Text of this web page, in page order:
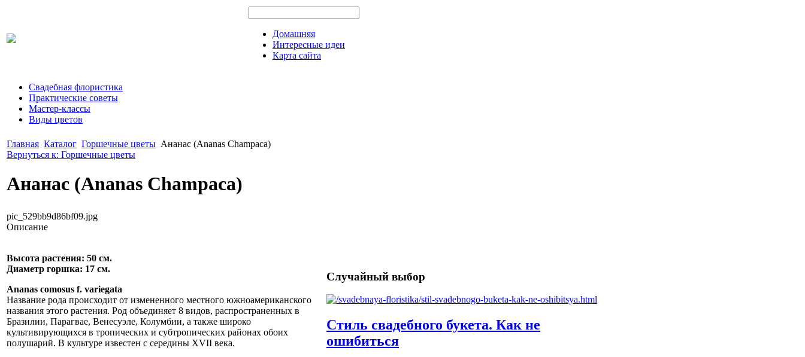
Домашняя
Интересные идеи
Карта сайта
Свадебная флористика
Практические советы
Мастер-классы
Виды цветов
Главная Каталог Горшечные цветы Ананас (Ananas Champaca)
Вернуться к: Горшечные цветы
Ананас (Ananas Champaca)
pic_529bb9d86bf09.jpg
Описание
Высота растения: 50 см.
Диаметр горшка: 17 см.
Ananas comosus f. variegata
Название рода происходит от измененного местного южноамериканского
названия этого растения. Род объединяет 8 видов, распространенных в
Бразилии, Парагвае, Венесуэле, Колумбии, а также широко
культивирующихся в тропических и субтропических районах обоих
полушарий. В культуре известен с середины XVII века.
Случайный выбор
Стиль свадебного букета. Как не
ошибиться